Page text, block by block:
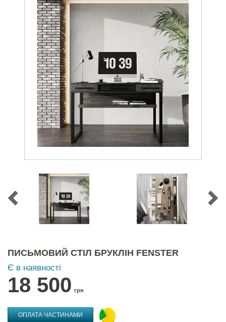
ПИСЬМОВИЙ СТІЛ БРУКЛІН FENSTER
Є в наявності
18 500 грн
ОПЛАТА ЧАСТИНАМИ